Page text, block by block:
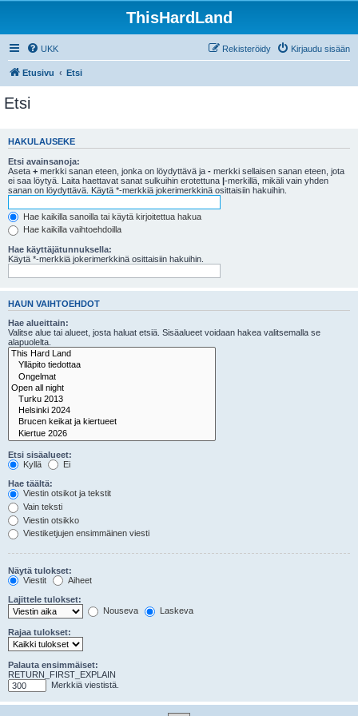
ThisHardLand
UKK Kirjaudu sisään
Rekisteröidy
Etusivu Etsi
Etsi
HAKULAUSEKE
Etsi avainsanoja:
Aseta + merkki sanan eteen, jonka on löydyttävä ja - merkki sellaisen sanan eteen, jota
ei saa löytyä. Laita haettavat sanat sulkuihin erotettuna |-merkillä, mikäli vain yhden
sanan on löydyttävä. Käytä *-merkkiä jokerimerkkinä osittaisiin hakuihin.
Hae kaikilla sanoilla tai käytä kirjoitettua hakua
Hae kaikilla vaihtoehdoilla
Hae käyttäjätunnuksella:
Käytä *-merkkiä jokerimerkkinä osittaisiin hakuihin.
HAUN VAIHTOEHDOT
Hae alueittain:
Valitse alue tai alueet, josta haluat etsiä. Sisäalueet voidaan hakea valitsemalla se
alapuolelta.
Etsi sisäalueet:
Kyllä
Ei
Hae täältä:
Viestin otsikot ja tekstit
Vain teksti
Viestin otsikko
Viestiketjujen ensimmäinen viesti
Näytä tulokset:
Viestit
Aiheet
Lajittele tulokset:
Nouseva
Laskeva
Rajaa tulokset:
Palauta ensimmäiset:
RETURN_FIRST_EXPLAIN
Merkkiä viestistä.